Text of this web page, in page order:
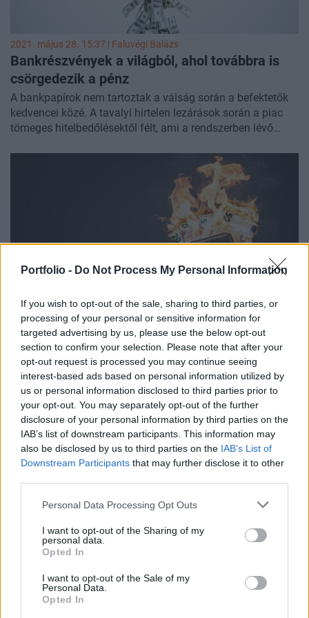
Portfolio - Do Not Process My Personal Information
If you wish to opt-out of the sale, sharing to third parties, or
processing of your personal or sensitive information for
targeted advertising by us, please use the below opt-out
section to confirm your selection. Please note that after your
opt-out request is processed you may continue seeing
interest-based ads based on personal information utilized by
us or personal information disclosed to third parties prior to
your opt-out. You may separately opt-out of the further
disclosure of your personal information by third parties on the
IAB’s list of downstream participants. This information may
also be disclosed by us to third parties on the IAB’s List of
Downstream Participants that may further disclose it to other
Personal Data Processing Opt Outs
I want to opt-out of the Sharing of my
personal data.
Opted In
I want to opt-out of the Sale of my
Personal Data.
Opted In
2021. május 28. 15:37 | Faluvégi Balázs
Bankrészvények a világból, ahol továbbra is
csörgedezik a pénz
A bankpapírok nem tartoztak a válság során a befektetők
kedvencei közé. A tavalyi hirtelen lezárások során a piac
tömeges hitelbedőlésektől félt, ami a rendszerben lévő
a pénzügyi szektorra. A fellendülés során sem került igazán
a célkeresztbe ez a szegmens, mert sokan attól tartottak,
hogy a kilábalás hosszan elhúzódik, így a finanszírozási
igény is relatíve alacsony marad. Végül a stimulusoknak és
a nyugati világban viszonylag gyors eredményeket
felmutató oltási programoknak köszönhetően egyik
félelem sem igazolódott be. Az idei év első negyedévében
felbukkanó rotáció miatt végül a bankok is a befektetők
fókuszába kerültek, és mostanra technikai elemzés
mindegy azonban, hogy a globális piacot elnézve melyik
régióból, mely papírokat választjuk ki. Megnéztük a
legnagyobb nevek közül országonként egyet, ahol
valamilyen érdekes alakzat, vagy erős trend mutatkozik.
Persze ezek a bankok általában globális jelenléttel
büszkélkedhetnek, ám székhelyük, beágyazottságuk
szempontjából mindig van egy anyaország, csak úgy mint
például az olyan regionális szereplők esetén, mint az Erste
vagy az OTP.
2021. május 28. 13:00 | Portfolio
Drasztikusan emelkednek az árak a világban,
de hamarabb eltűnhet az infláció, mint sokan
gondolják
A legfrissebb felmérések szerint az inflációs félelmek
aggasztják manapság a leginkább befektetőket. A SocGen
viszont más perspektívába helyezte a kérdést, és legutóbbi
elemzésében rávilágított, hogy a befektetők saját, a
gazdasági ciklus erejébe vetett bizakodása az, ami a
leginkább ciklikus szektorok és az ipari nyersanyagok árait
meredeken felfelé hajtja, ezáltal generálva az infláció
emelkedését. Viszont a kínai hitelimpulzus elmúlt
komoly fenyegetést jelent az elszállt nyersanyagárakra, és
több fontos makrogazdasági tényezőre is, így könnyen